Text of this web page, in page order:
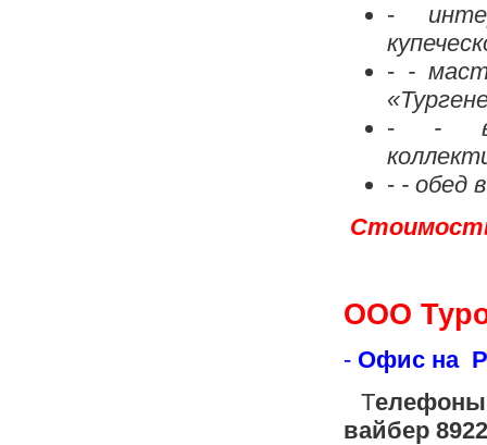
-
- -
- -
- - обед
ООО
- Офис на
Т
вайбер